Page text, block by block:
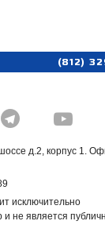
(812)
 
д.2, корпус 1.
исключительно
не является